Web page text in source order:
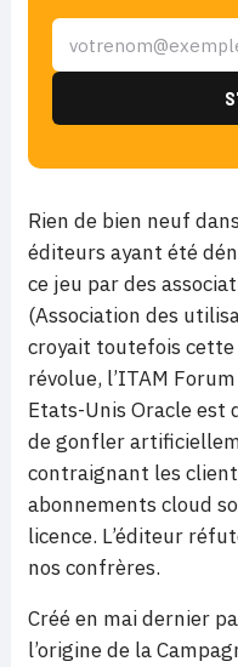
Rien de bien neuf
éditeurs ayant été
ce jeu par des
(Association des
croyait toutefois
révolue, l’ITAM
Etats-Unis Oracle est
de gonfler
contraignant les
abonnements cloud
licence. L’éditeur
nos confrères.
Créé en mai dernier
l’origine de la